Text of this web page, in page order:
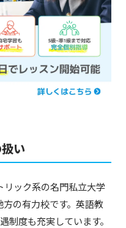
い
ック系の名門私立大学
の有力校です。英語教
制度も充実しています。